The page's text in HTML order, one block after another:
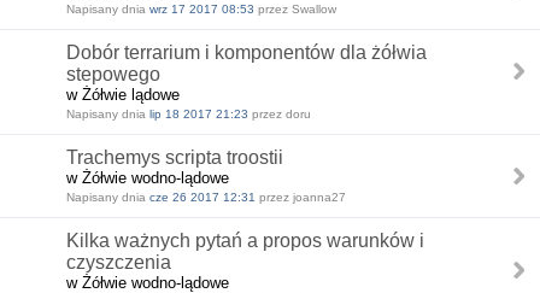
Napisany dnia wrz 17 2017 08:53 przez Swallow
Dobór terrarium i komponentów dla żółwia
stepowego
w Żółwie lądowe
Napisany dnia lip 18 2017 21:23 przez doru
Trachemys scripta troostii
w Żółwie wodno-lądowe
Napisany dnia cze 26 2017 12:31 przez joanna27
Kilka ważnych pytań a propos warunków i
czyszczenia
w Żółwie wodno-lądowe